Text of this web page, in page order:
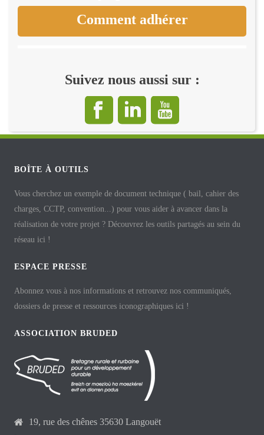
Comment adhérer
Suivez nous aussi sur :
BOÎTE À OUTILS
Vous cherchez un exemple de document technique ( bail, cahier des
charges, CCTP, convention...) pour vous aider à avancer dans la
réalisation de votre projet ? Découvrez les outils partagés au sein du
réseau ici !
ESPACE PRESSE
Abonnez vous à nos informations et retrouvez nos communiqués,
dossiers de presse et ressources iconographiques ici !
ASSOCIATION BRUDED
19, rue des chênes 35630 Langouët